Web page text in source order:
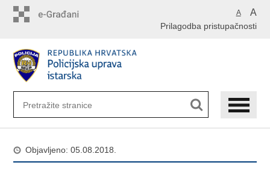
A A
Prilagodba pristupačnosti
Objavljeno: 05.08.2018.